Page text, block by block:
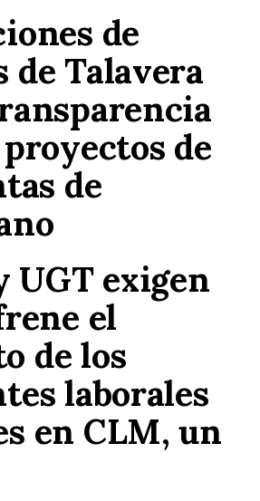
de
de Talavera
de
de
UGT exigen
el
de los
laborales
en CLM, un